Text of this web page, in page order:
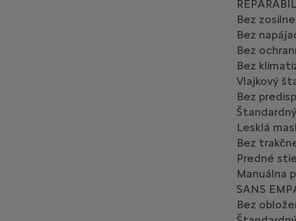
Bez
Bez
Bez
Bez
Vlajkový
Bez
Lesklá
Bez
Predné
Manuálna
SANS
Bez